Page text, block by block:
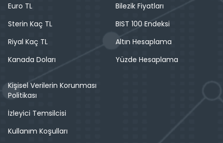
Euro TL
Sterin Kaç TL
Riyal Kaç TL
Kanada Doları
Bilezik Fiyatları
BIST 100 Endeksi
Altın Hesaplama
Yüzde Hesaplama
Kişisel Verilerin Korunması
Politikası
İzleyici Temsilcisi
Kullanım Koşulları